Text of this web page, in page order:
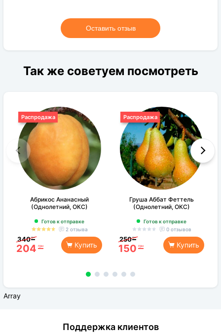
Оставить отзыв
Так же советуем посмотреть
Абрикос Ананасный
(Однолетний, ОКС)
Готов к отправке
2 отзыва
340 грн
204 грн Купить
Распродажа
Груша Аббат Феттель
(Однолетний, ОКС)
Готов к отправке
0 отзывов
250 грн
150 грн Купить
Распродажа
Array
Поддержка клиентов